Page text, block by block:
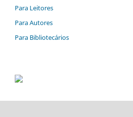
Para Leitores
Para Autores
Para Bibliotecários